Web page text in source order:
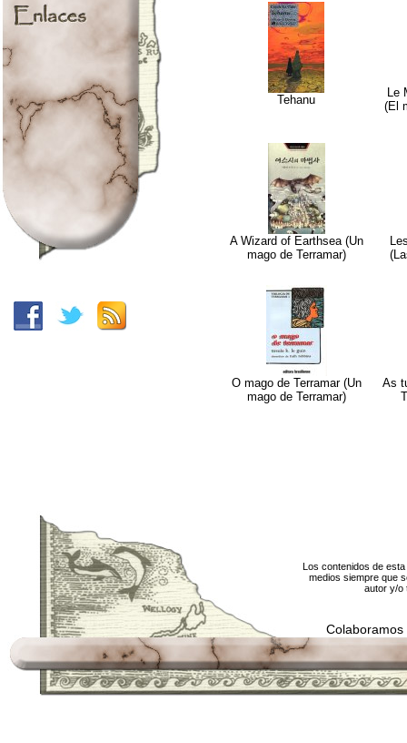
Tehanu
Le
(El
A Wizard of Earthsea (Un
mago de Terramar)
O mago de Terramar (Un
mago de Terramar)
As
Los contenidos de
medios siempre que
autor y/o